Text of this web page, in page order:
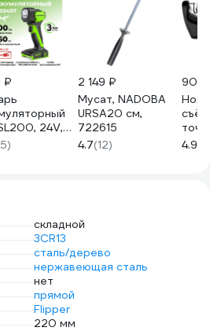
₽
24V,
без АКБ и
2 149 ₽
Мусат, NADOBA
URSA20 см,
722615
4.7(12)
902
4.9
складной
3CR13
сталь/дерево
нержавеющая сталь
нет
прямой
Flipper
220 мм